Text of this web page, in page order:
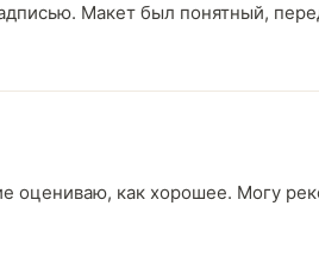
Макет был понятный,
оцениваю, как хорошее. Могу